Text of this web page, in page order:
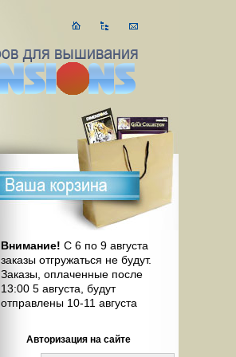
Внимание! С 6 по 9 августа
заказы отгружаться не будут.
Заказы, оплаченные после
13:00 5 августа, будут
отправлены 10-11 августа
Авторизация на сайте